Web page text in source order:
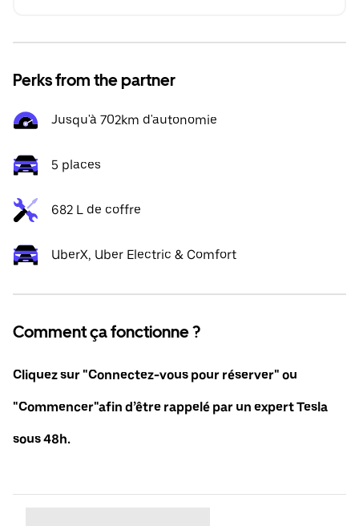
Perks from the partner
Jusqu'à 702km d'autonomie
5 places
682 L de coffre
UberX, Uber Electric & Comfort
Comment ça fonctionne ?
Cliquez sur "Connectez-vous pour réserver" ou
"Commencer"afin d’être rappelé par un expert Tesla
sous 48h.